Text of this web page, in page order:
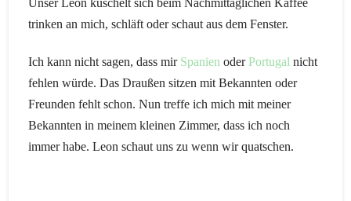
trinken an mich, schläft oder schaut aus dem Fenster.
Ich kann nicht sagen, dass mir Spanien oderPortugal nicht
fehlen würde. Das Draußen sitzen mit Bekannten oder
Freunden fehlt schon. Nun treffe ich mich mit meiner
Bekannten in meinem kleinen Zimmer, dass ich noch
immer habe. Leon schaut uns zu wenn wir quatschen.